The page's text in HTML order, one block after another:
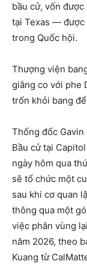
bầu cử, vốn
tại Texas — được
trong Quốc hội.
Thượng viện
giằng co với phe
trốn khỏi bang
Thống đốc
Bầu cử tại
ngày hôm qua
sẽ tổ chức một
sau khi cơ quan
thông qua một
việc phân vùng
năm 2026, theo
Kuang từ